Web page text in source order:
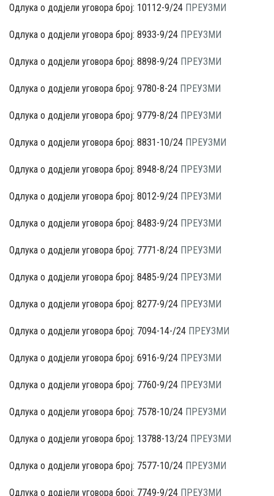
Одлука о додјели уговора број: 10112-9/24 ПРЕУЗМИ
Одлука о додјели уговора број: 8933-9/24 ПРЕУЗМИ
Одлука о додјели уговора број: 8898-9/24 ПРЕУЗМИ
Одлука о додјели уговора број: 9780-8-24 ПРЕУЗМИ
Одлука о додјели уговора број: 9779-8/24 ПРЕУЗМИ
Одлука о додјели уговора број: 8831-10/24 ПРЕУЗМИ
Одлука о додјели уговора број: 8948-8/24 ПРЕУЗМИ
Одлука о додјели уговора број: 8012-9/24 ПРЕУЗМИ
Одлука о додјели уговора број: 8483-9/24 ПРЕУЗМИ
Одлука о додјели уговора број: 7771-8/24 ПРЕУЗМИ
Одлука о додјели уговора број: 8485-9/24 ПРЕУЗМИ
Одлука о додјели уговора број: 8277-9/24 ПРЕУЗМИ
Одлука о додјели уговора број: 7094-14-/24 ПРЕУЗМИ
Одлука о додјели уговора број: 6916-9/24 ПРЕУЗМИ
Одлука о додјели уговора број: 7760-9/24 ПРЕУЗМИ
Одлука о додјели уговора број: 7578-10/24 ПРЕУЗМИ
Одлука о додјели уговора број: 13788-13/24 ПРЕУЗМИ
Одлука о додјели уговора број: 7577-10/24 ПРЕУЗМИ
Одлука о додјели уговора број: 7749-9/24 ПРЕУЗМИ